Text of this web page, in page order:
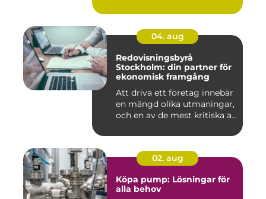
04. aug
Redovisningsbyrå
Stockholm: din partner för
ekonomisk framgång
Att driva ett företag innebär
en mängd olika utmaningar,
och en av de mest kritiska a...
02. aug
Köpa pump: Lösningar för
alla behov